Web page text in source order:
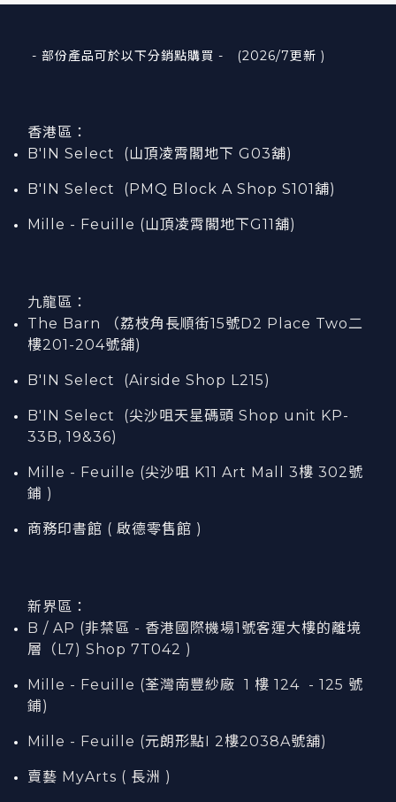
- 部份產品可於以下分銷點購買 - (2026/7更新 )
香港區：
B'IN Select (山頂凌霄閣地下 G03舖)
B'IN Select (PMQ Block A Shop S101舖)
Mille - Feuille (山頂凌霄閣地下G11舖)
九龍區：
The Barn （荔枝角長順街15號D2 Place Two二
樓201-204號舖)
B'IN Select (Airside Shop L215)
B'IN Select (尖沙咀天星碼頭 Shop unit KP-
33B, 19&36)
Mille - Feuille (尖沙咀 K11 Art Mall 3樓 302號
鋪 )
商務印書館 ( 啟德零售館 )
新界區：
B / AP (非禁區 - 香港國際機場1號客運大樓的離境
層（L7) Shop 7T042 )
Mille - Feuille (荃灣南豐紗廠 1 樓 124 - 125 號
鋪)
Mille - Feuille (元朗形點I 2樓2038A號舖)
賣藝 MyArts ( 長洲 )